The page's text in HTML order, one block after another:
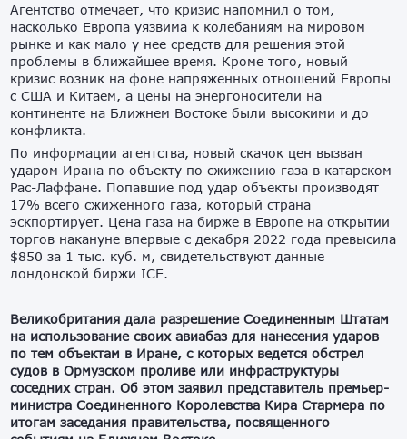
Агентство отмечает, что кризис напомнил о том,
насколько Европа уязвима к колебаниям на мировом
рынке и как мало у нее средств для решения этой
проблемы в ближайшее время. Кроме того, новый
кризис возник на фоне напряженных отношений Европы
с США и Китаем, а цены на энергоносители на
континенте на Ближнем Востоке были высокими и до
конфликта.
По информации агентства, новый скачок цен вызван
ударом Ирана по объекту по сжижению газа в катарском
Рас-Лаффане. Попавшие под удар объекты производят
17% всего сжиженного газа, который страна
эскпортирует. Цена газа на бирже в Европе на открытии
торгов накануне впервые с декабря 2022 года превысила
$850 за 1 тыс. куб. м, свидетельствуют данные
лондонской биржи ICE.
Великобритания дала разрешение Соединенным Штатам
на использование своих авиабаз для нанесения ударов
по тем объектам в Иране, с которых ведется обстрел
судов в Ормузском проливе или инфраструктуры
соседних стран. Об этом заявил представитель премьер-
министра Соединенного Королевства Кира Стармера по
итогам заседания правительства, посвященного